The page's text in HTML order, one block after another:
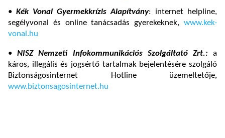
• Kék Vonal Gyermekkrízis Alapítvány: internet helpline,
segélyvonal és online tanácsadás gyerekeknek, www.kek-
vonal.hu
•NISZ Nemzeti Infokommunikációs Szolgáltató Zrt.: a
káros, illegális és jogsértő tartalmak bejelentésére szolgáló
Biztonságosinternet Hotline üzemeltetője,
www.biztonsagosinternet.hu